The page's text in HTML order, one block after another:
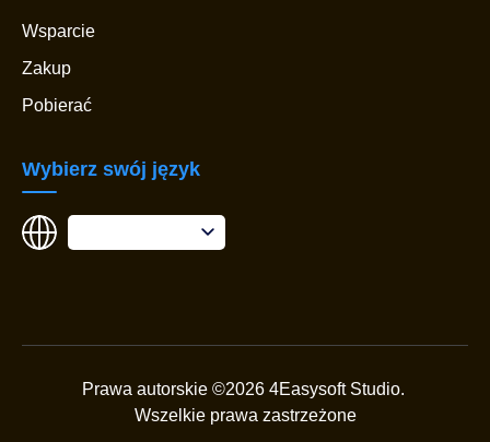
Wsparcie
Zakup
Pobierać
Wybierz swój język
Prawa autorskie ©2026 4Easysoft Studio.
Wszelkie prawa zastrzeżone